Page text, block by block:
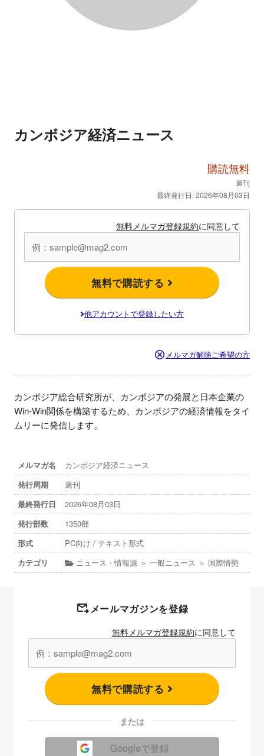
カンボジア経済ニュース
購読無料
週刊
最終発行日: 2026年08月03日
無料メルマガ登録規約に同意して
無料で購読する
他アカウントで登録したい方
メルマガ解除ご希望の方
カンボジア総合研究所が、カンボジアの発展と日本企業の
Win-Win関係を構築するため、カンボジアの経済情報をタイ
ムリーに発信します。
メルマガ名
カンボジア経済ニュース
発行周期
週刊
最終発行日
2026年08月03日
発行部数
1350部
形式
PC向け / テキスト形式
カテゴリ
ニュース・情報源 ＞ 一般ニュース ＞ 国際情勢
メールマガジンを登録
無料メルマガ登録規約に同意して
無料で購読する
または
Googleで登録